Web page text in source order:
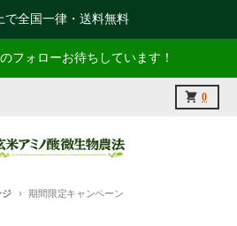
で全国一律・送料無料
フォローお待ちしています！
0
カート
ジ 期間限定キャンペーン